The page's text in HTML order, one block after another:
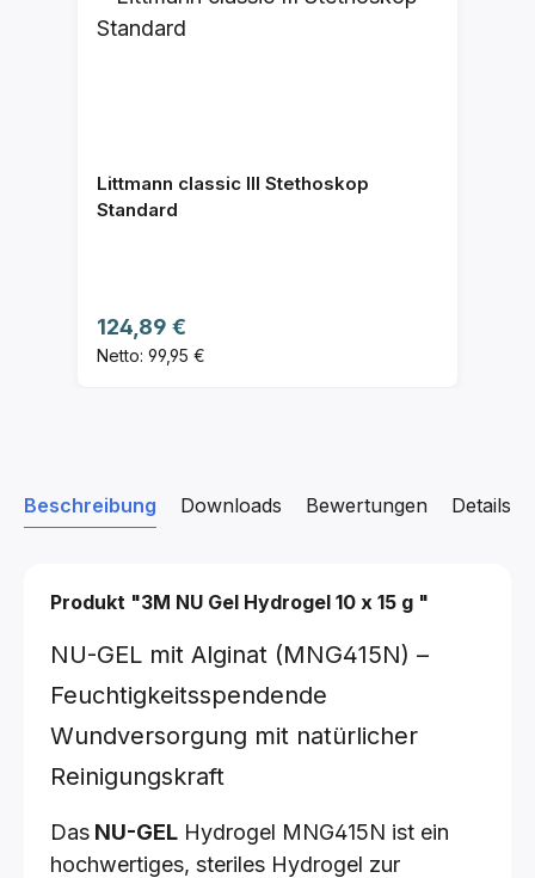
Littmann classic III Stethoskop
Standard
Regulärer Preis:
124,89 €
Netto: 99,95 €
Beschreibung Downloads Details
Bewertungen
Produkt "3M NU Gel Hydrogel 10 x 15 g "
NU-GEL mit Alginat (MNG415N) –
Feuchtigkeitsspendende
Wundversorgung mit natürlicher
Reinigungskraft
Das NU-GEL Hydrogel MNG415N ist ein
hochwertiges, steriles Hydrogel zur